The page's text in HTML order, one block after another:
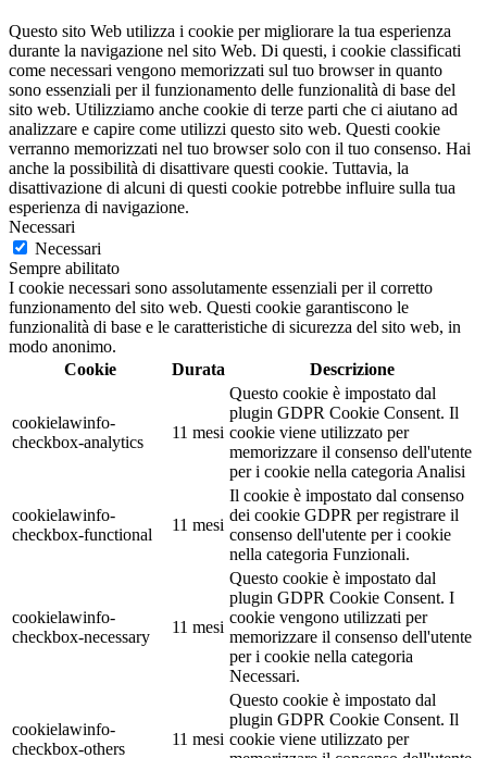
Questo sito Web utilizza i cookie per migliorare la tua esperienza
durante la navigazione nel sito Web. Di questi, i cookie classificati
come necessari vengono memorizzati sul tuo browser in quanto
sono essenziali per il funzionamento delle funzionalità di base del
sito web. Utilizziamo anche cookie di terze parti che ci aiutano ad
analizzare e capire come utilizzi questo sito web. Questi cookie
verranno memorizzati nel tuo browser solo con il tuo consenso. Hai
anche la possibilità di disattivare questi cookie. Tuttavia, la
disattivazione di alcuni di questi cookie potrebbe influire sulla tua
esperienza di navigazione.
Necessari
Necessari
Sempre abilitato
I cookie necessari sono assolutamente essenziali per il corretto
funzionamento del sito web. Questi cookie garantiscono le
funzionalità di base e le caratteristiche di sicurezza del sito web, in
modo anonimo.
Cookie
Durata Descrizione
cookielawinfo-
checkbox-analytics
11 mesi
Questo cookie è impostato dal
plugin GDPR Cookie Consent. Il
cookie viene utilizzato per
memorizzare il consenso dell'utente
per i cookie nella categoria Analisi
cookielawinfo-
checkbox-functional
11 mesi
Il cookie è impostato dal consenso
dei cookie GDPR per registrare il
consenso dell'utente per i cookie
nella categoria Funzionali.
cookielawinfo-
checkbox-necessary
11 mesi
Questo cookie è impostato dal
plugin GDPR Cookie Consent. I
cookie vengono utilizzati per
memorizzare il consenso dell'utente
per i cookie nella categoria
Necessari.
cookielawinfo-
checkbox-others
11 mesi
Questo cookie è impostato dal
plugin GDPR Cookie Consent. Il
cookie viene utilizzato per